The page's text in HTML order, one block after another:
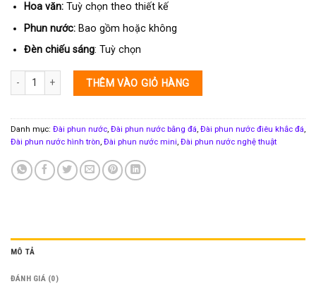
Hoa văn:Tuỳ chọn theo thiết kế
Phun nước:Bao gồm hoặc không
Đèn chiếu sáng: Tuỳ chọn
Đài phun nước phong thuỷ 3 tầng bi xoay bằng đá trắng số lượng
THÊM VÀO GIỎ HÀNG
Danh mục: Đài phun nước, Đài phun nước bằng đá, Đài phun nước điêu khắc đá,
Đài phun nước hình tròn, Đài phun nước mini, Đài phun nước nghệ thuật
MÔ TẢ
ĐÁNH GIÁ (0)